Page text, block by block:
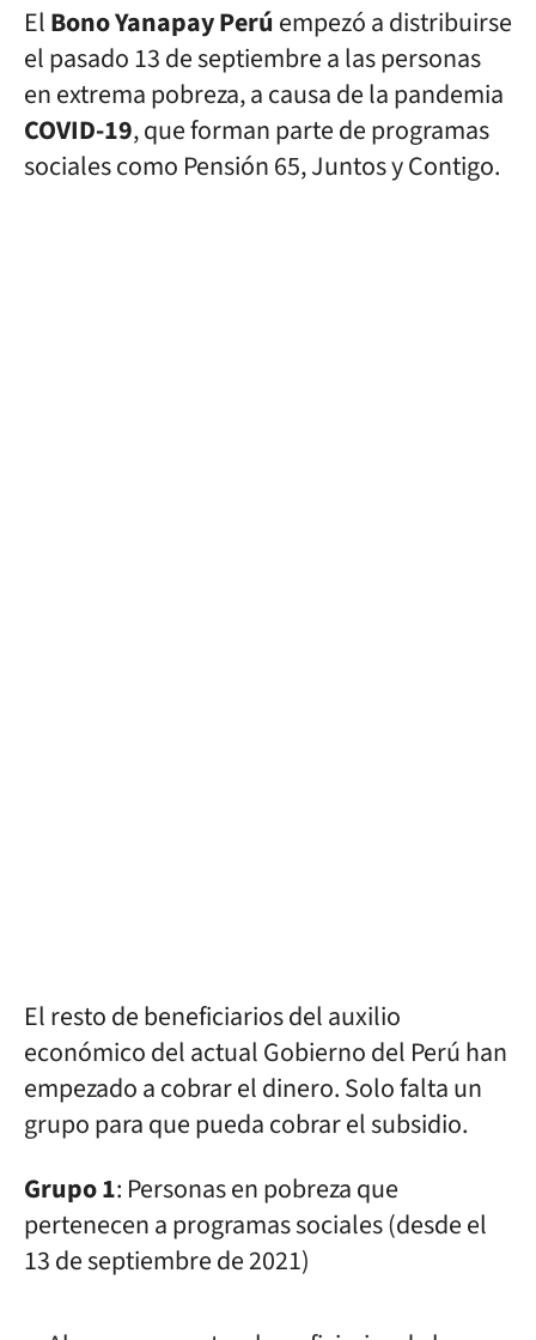
ElBono Yanapay Perú empezó a distribuirse
el pasado 13 de septiembre a las personas
en extrema pobreza, a causa de la pandemia
COVID-19, que forman parte de programas
sociales como Pensión 65, Juntos y Contigo.
El resto de beneficiarios del auxilio
económico del actual Gobierno del Perú han
empezado a cobrar el dinero. Solo falta un
grupo para que pueda cobrar el subsidio.
Grupo 1: Personas en pobreza que
pertenecen a programas sociales (desde el
13 de septiembre de 2021)